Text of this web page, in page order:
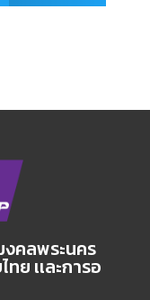
งคลพระนคร
ย เเละการอ